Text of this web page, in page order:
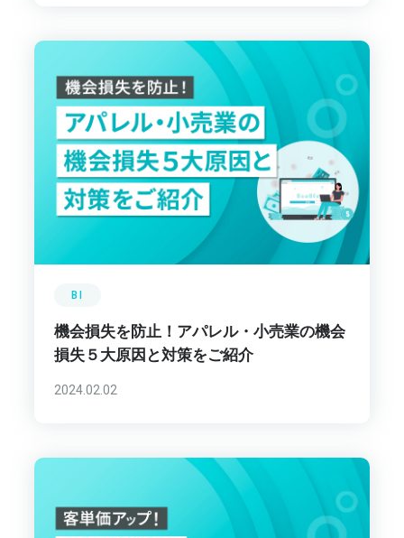
BI
機会損失を防止！アパレル・小売業の機会
損失５大原因と対策をご紹介
2024.02.02